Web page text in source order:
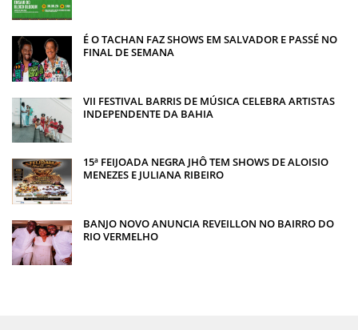
É O TACHAN FAZ SHOWS EM SALVADOR E PASSÉ NO
FINAL DE SEMANA
VII FESTIVAL BARRIS DE MÚSICA CELEBRA ARTISTAS
INDEPENDENTE DA BAHIA
15ª FEIJOADA NEGRA JHÔ TEM SHOWS DE ALOISIO
MENEZES E JULIANA RIBEIRO
BANJO NOVO ANUNCIA REVEILLON NO BAIRRO DO
RIO VERMELHO